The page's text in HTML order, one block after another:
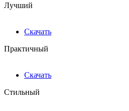
Лучший
Скачать
Практичный
Скачать
Стильный